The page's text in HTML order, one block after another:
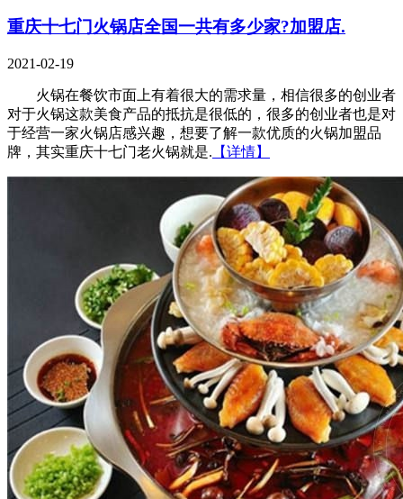
重庆十七门火锅店全国一共有多少家?加盟店.
2021-02-19
火锅在餐饮市面上有着很大的需求量，相信很多的创业者
对于火锅这款美食产品的抵抗是很低的，很多的创业者也是对
于经营一家火锅店感兴趣，想要了解一款优质的火锅加盟品
牌，其实重庆十七门老火锅就是. 【详情】